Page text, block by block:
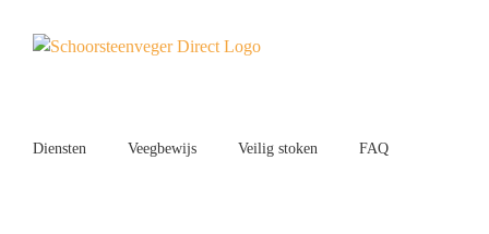
Diensten Veegbewijs Veilig stoken FAQ